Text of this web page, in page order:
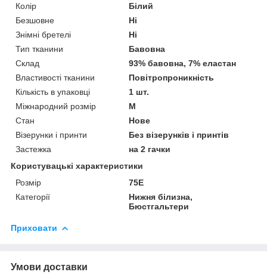
Колір
Білий
Безшовне
Ні
Знімні бретелі
Ні
Тип тканини
Бавовна
Склад
93% бавовна, 7% еластан
Властивості тканини
Повітропроникність
Кількість в упаковці
1 шт.
Міжнародний розмір
M
Стан
Нове
Візерунки і принти
Без візерунків і принтів
Застежка
на 2 гачки
Користувацькi характеристики
Розмір
75E
Категорії
Нижня білизна,
Бюстгальтери
Приховати
Умови доставки